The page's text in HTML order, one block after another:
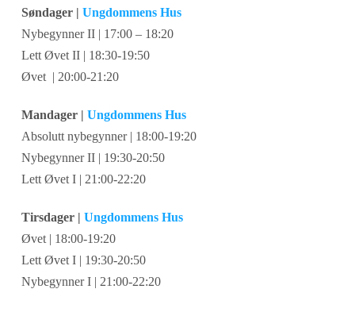
Søndager | Ungdommens Hus
Nybegynner II | 17:00 – 18:20
Lett Øvet II | 18:30-19:50
Øvet | 20:00-21:20
Mandager | Ungdommens Hus
Absolutt nybegynner | 18:00-19:20
Nybegynner II | 19:30-20:50
Lett Øvet I | 21:00-22:20
Tirsdager | Ungdommens Hus
Øvet | 18:00-19:20
Lett Øvet I | 19:30-20:50
Nybegynner I | 21:00-22:20